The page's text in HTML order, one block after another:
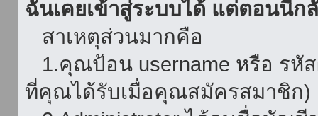
ฉันเคยเข้าสู่ระบบได้ แต่ตอนนี้ก
สาเหตุส่วนมากคือ
1.คุณป้อน username หรือ รหั
ที่คุณได้รับเมื่อคุณสมัครสมาชิก)